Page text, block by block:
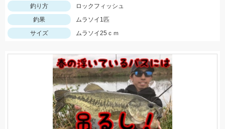
釣り方
ロックフィッシュ
釣果
ムラソイ1匹
サイズ
ムラソイ25ｃｍ